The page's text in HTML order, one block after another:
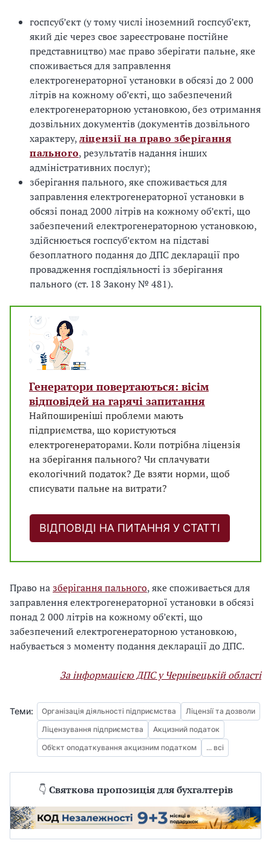
госпсуб’єкт (у тому числі іноземний госпсуб’єкт,
який діє через своє зареєстроване постійне
представництво) має право зберігати пальне, яке
споживається для заправлення
електрогенераторної установки в обсязі до 2 000
літрів на кожному об’єкті, що забезпечений
електрогенераторною установкою, без отримання
дозвільних документів (документів дозвільного
характеру,ліцензії на право зберігання
пального, результатів надання інших
адміністративних послуг);
зберігання пального, яке споживається для
заправлення електрогенераторної установки в
обсязі понад 2000 літрів на кожному об’єкті, що
забезпечений електрогенераторною установкою,
здійснюється госпсуб’єктом на підставі
безоплатного подання до ДПС декларації про
провадження госпдіяльності із зберігання
пального (ст. 18 Закону № 481).
Генератори повертаються: вісім
відповідей на гарячі запитання
Найпоширеніші проблеми мають
підприємства, що користуються
електрогенераторами. Коли потрібна ліцензія
на зберігання пального? Чи сплачувати
екологічний податок? Де взяти норми, щоб
списувати пальне на витрати?
ВІДПОВІДІ НА ПИТАННЯ У СТАТТІ
Право назберігання пального, яке споживається для
заправлення електрогенераторної установки в обсязі
понад 2 000 літрів на кожному об’єкті, що
забезпечений електрогенераторною установкою,
набувається з моменту подання декларації до ДПС.
За інформацією ДПС у Чернівецькій області
Теми: Організація діяльності підприємства
Ліцензії та дозволи
Ліцензування підприємства
Акцизний податок
Об’єкт оподаткування акцизним податком
... всі
👇 Святкова пропозиція для бухгалтерів